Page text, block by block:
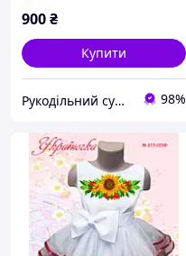
900₴
Купити
Рукодільний сундучок 98%